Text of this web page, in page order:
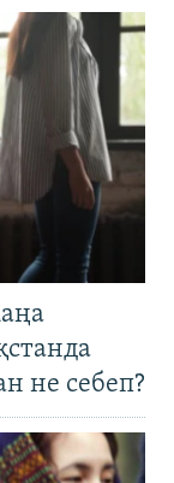
не себеп?